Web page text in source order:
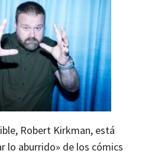
Robert Kirkman, está
lo aburrido» de los cómics